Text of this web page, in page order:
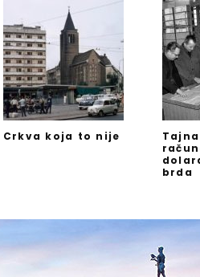
Crkva koja to nije
brda